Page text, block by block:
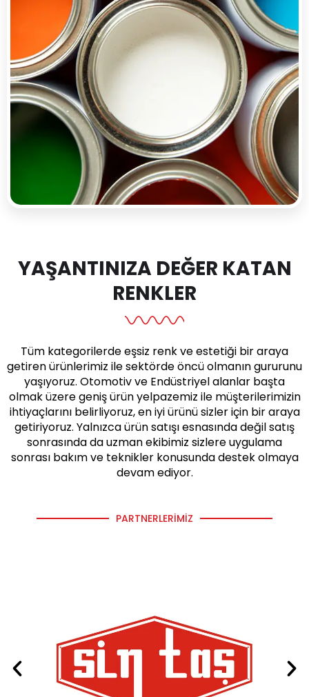
YAŞANTINIZA DEĞER KATAN
RENKLER
Tüm kategorilerde eşsiz renk ve estetiği bir araya
getiren ürünlerimiz ile sektörde öncü olmanın gururunu
yaşıyoruz. Otomotiv ve Endüstriyel alanlar başta
olmak üzere geniş ürün yelpazemiz ile müşterilerimizin
ihtiyaçlarını belirliyoruz, en iyi ürünü sizler için bir araya
getiriyoruz. Yalnızca ürün satışı esnasında değil satış
sonrasında da uzman ekibimiz sizlere uygulama
sonrası bakım ve teknikler konusunda destek olmaya
devam ediyor.
PARTNERLERIMIZ